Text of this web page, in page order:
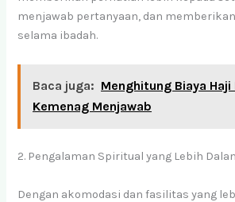
menjawab pertanyaan, dan
selama ibadah.
Baca juga: Menghitung Biaya
Kemenag Menjawab
2. Pengalaman Spiritual yang Lebih
Dengan akomodasi dan fasilitas yang